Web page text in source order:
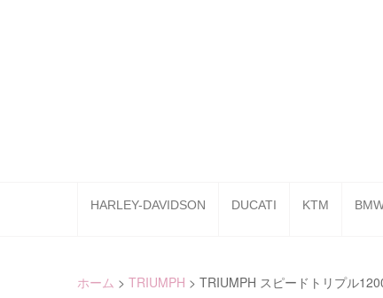
HARLEY-DAVIDSON DUCATI KTM
ホーム > TRIUMPH > TRIUMPH スピードトリプル